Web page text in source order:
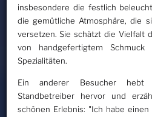
insbesondere die festlich
die gemütliche Atmosphäre, die
versetzen. Sie schätzt die Vielfalt
von handgefertigtem
Spezialitäten.
Ein anderer Besucher hebt
Standbetreiber hervor und
schönen Erlebnis: "Ich habe